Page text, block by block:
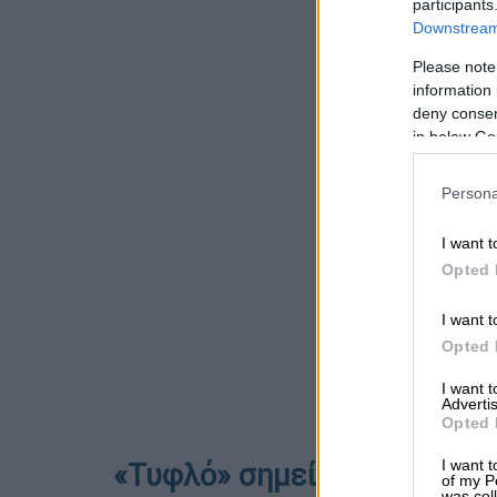
Please
information
deny
in below
I want
Opted
I want
Opted
I want
Opted
I want
of my
«Τυφλό» σημείο